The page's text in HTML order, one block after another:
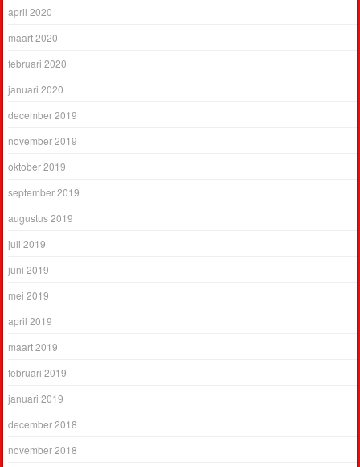
april 2020
maart 2020
februari 2020
januari 2020
december 2019
november 2019
oktober 2019
september 2019
augustus 2019
juli 2019
juni 2019
mei 2019
april 2019
maart 2019
februari 2019
januari 2019
december 2018
november 2018